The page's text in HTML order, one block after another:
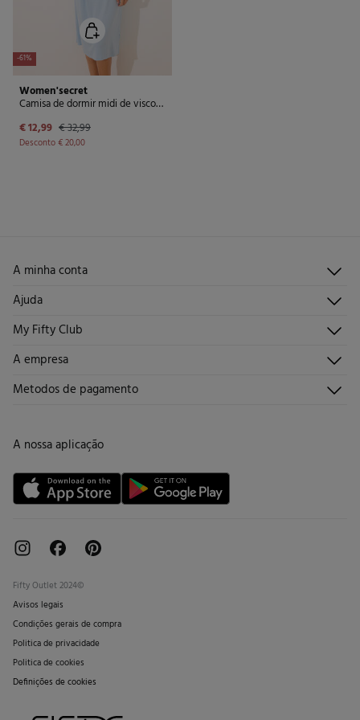
-61%
Women'secret
Camisa de dormir midi de viscose com glitter azul
€ 12,99 € 32,99
Desconto€ 20,00
A minha conta
Iniciar sessão
Registar-me
Direções de envio
Torne-se sócio
Ajuda
Atendimento ao cliente
Envie-nos um e-mail
Perguntas frequentes
Promoções vigentes
Cartão de Devolução
Cartão Presente online
Livro de Reclamações online
My Fifty Club
Descúbrelo
Junta-te
A empresa
Quem somos?
Trabalha connosco
Metodos de pagamento
A nossa aplicação
Fifty Outlet 2024©
Avisos legais
Condições gerais de compra
Politica de privacidade
Politica de cookies
Definições de cookies